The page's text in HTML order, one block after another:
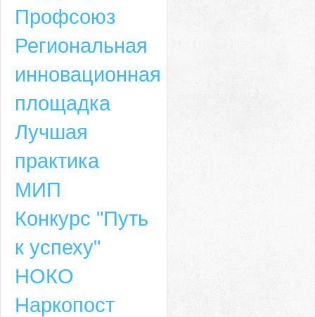
Профсоюз
Региональная
инновационная
площадка
Лучшая
практика
МИП
Конкурс "Путь
к успеху"
НОКО
Наркопост